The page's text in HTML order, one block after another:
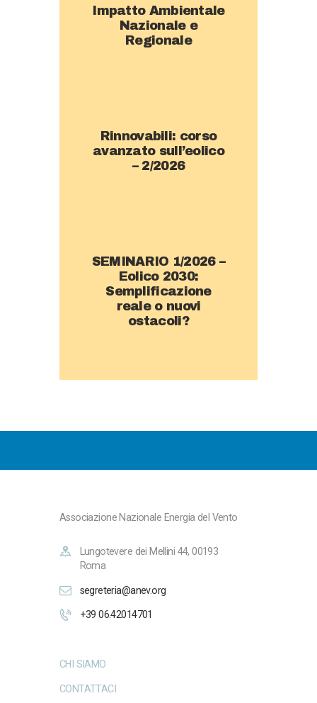
Impatto Ambientale
Nazionale e
Regionale
Rinnovabili: corso
avanzato sull’eolico
– 2/2026
SEMINARIO 1/2026 –
Eolico 2030:
Semplificazione
reale o nuovi
ostacoli?
Associazione Nazionale Energia del Vento
Lungotevere dei Mellini 44, 00193
Roma
segreteria@anev.org
+39 06.42014701
CHI SIAMO
CONTATTACI